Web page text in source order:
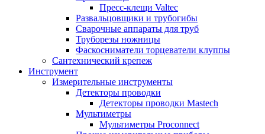
Пресс-клещи Valtec
Развальцовщики и трубогибы
Сварочные аппараты для труб
Труборезы ножницы
Фаскосниматели торцеватели клуппы
Сантехнический крепеж
Инструмент
Измерительные инструменты
Детекторы проводки
Детекторы проводки Mastech
Мультиметры
Мультиметры Proconnect